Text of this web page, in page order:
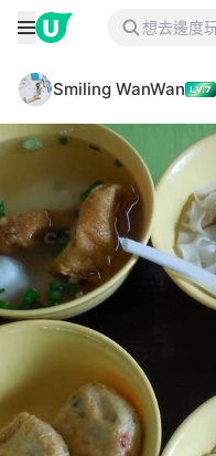
Smiling WanWan